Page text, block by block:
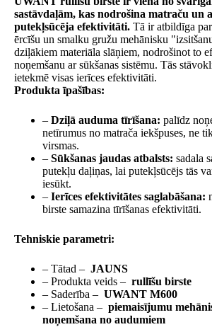
sastāvdaļām, kas nodrošina matraču un
putekļsūcēja efektivitāti. Tā ir atbildīga
ērcīšu un smalku gružu mehānisku
dziļākiem materiāla slāņiem, nodrošinot to
noņemšanu ar sūkšanas sistēmu. Tās
ietekmē visas ierīces efektivitāti.
Produkta īpašības:
– Dziļā auduma tīrīšana: palīdz
netīrumus no matrača iekšpuses, ne
virsmas.
– Sūkšanas jaudas atbalsts: sadala
putekļu daļiņas, lai putekļsūcējs tās
iesūkt.
– Ierīces efektivitātes saglabāšana:
birste samazina tīrīšanas efektivitāti.
Tehniskie parametri:
– Tātad – JAUNS
– Produkta veids – rullīšu birste
– Saderība – UWANT M600
– Lietošana – piemaisījumu
noņemšana no audumiem